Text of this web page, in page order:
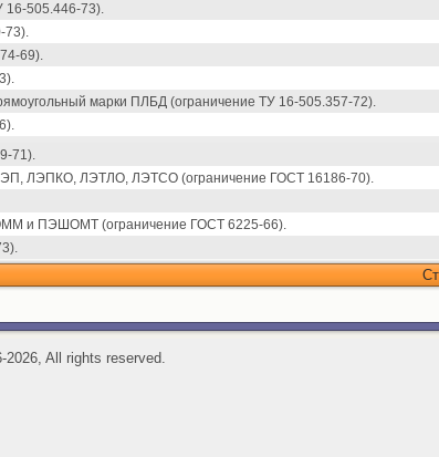
16-505.446-73).
73).
69).
марки ПЛБД (ограничение ТУ 16-505.357-72).
71).
ЛЭПКО, ЛЭТЛО, ЛЭТСО (ограничение ГОСТ 16186-70).
и ПЭШОМТ (ограничение ГОСТ 6225-66).
2026, All rights reserved.